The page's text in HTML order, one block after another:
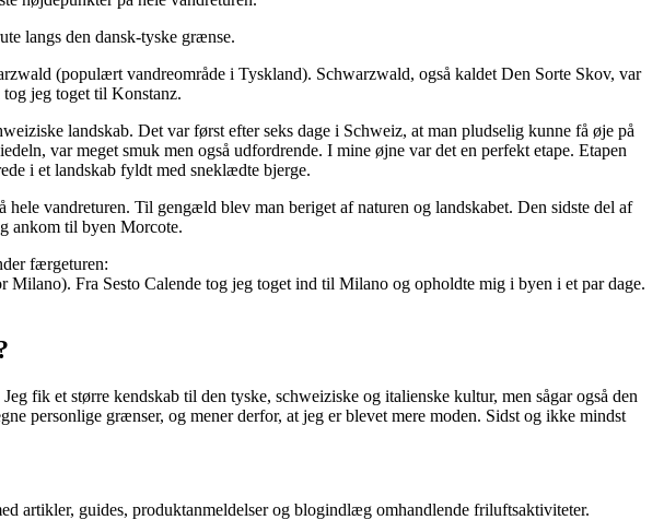
langs den dansk-tyske grænse.
(populært vandreområde i Tyskland). Schwarzwald, også kaldet Den Sorte Skov, var
jeg toget til Konstanz.
landskab. Det var først efter seks dage i Schweiz, at man pludselig kunne få øje på
var meget smuk men også udfordrende. I mine øjne var det en perfekt etape. Etapen
i et landskab fyldt med sneklædte bjerge.
vandreturen. Til gengæld blev man beriget af naturen og landskabet. Den sidste del af
ankom til byen Morcote.
færgeturen:
Milano). Fra Sesto Calende tog jeg toget ind til Milano og opholdte mig i byen i et par dage.
fik et større kendskab til den tyske, schweiziske og italienske kultur, men sågar også den
personlige grænser, og mener derfor, at jeg er blevet mere moden. Sidst og ikke mindst
artikler, guides, produktanmeldelser og blogindlæg omhandlende friluftsaktiviteter.